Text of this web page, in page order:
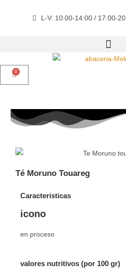
L-V: 10:00-14:00 / 17:00-
0
Té Moruno Touareg
Caracteristicas
icono
en proceso
valores nutritivos (por 100 gr)